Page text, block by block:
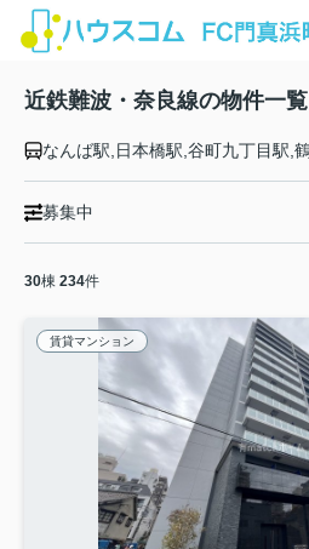
近鉄難波・奈良線の物件一覧
募集中
30棟 234件
賃貸マンション